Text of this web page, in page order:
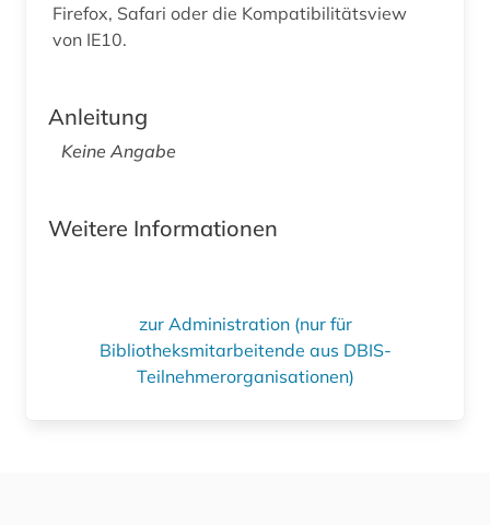
Firefox, Safari oder die Kompatibilitätsview
von IE10.
Anleitung
Keine Angabe
Weitere Informationen
zur Administration (nur für
Bibliotheksmitarbeitende aus DBIS-
Teilnehmerorganisationen)